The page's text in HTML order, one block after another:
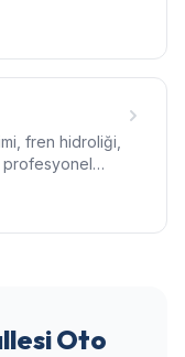
fren hidroliği,
profesyonel
Oto